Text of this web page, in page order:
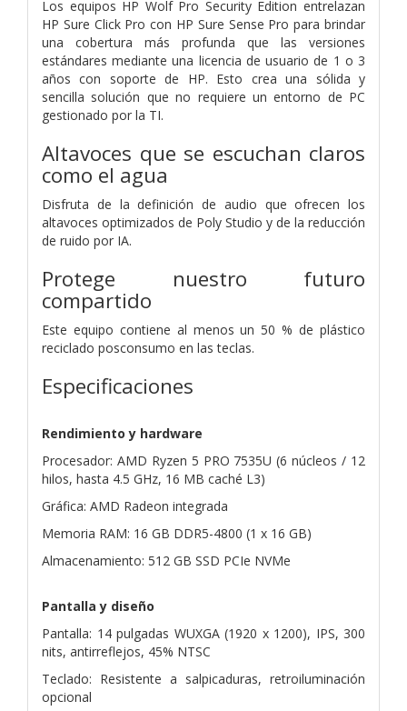
Los equipos HP Wolf Pro Security Edition entrelazan
HP Sure Click Pro con HP Sure Sense Pro para brindar
una cobertura más profunda que las versiones
estándares mediante una licencia de usuario de 1 o 3
años con soporte de HP. Esto crea una sólida y
sencilla solución que no requiere un entorno de PC
gestionado por la TI.
Altavoces que se escuchan claros
como el agua
Disfruta de la definición de audio que ofrecen los
altavoces optimizados de Poly Studio y de la reducción
de ruido por IA.
Protege nuestro futuro
compartido
Este equipo contiene al menos un 50 % de plástico
reciclado posconsumo en las teclas.
Especificaciones
Rendimiento y hardware
Procesador: AMD Ryzen 5 PRO 7535U (6 núcleos / 12
hilos, hasta 4.5 GHz, 16 MB caché L3)
Gráfica: AMD Radeon integrada
Memoria RAM: 16 GB DDR5-4800 (1 x 16 GB)
Almacenamiento: 512 GB SSD PCIe NVMe
Pantalla y diseño
Pantalla: 14 pulgadas WUXGA (1920 x 1200), IPS, 300
nits, antirreflejos, 45% NTSC
Teclado: Resistente a salpicaduras, retroiluminación
opcional